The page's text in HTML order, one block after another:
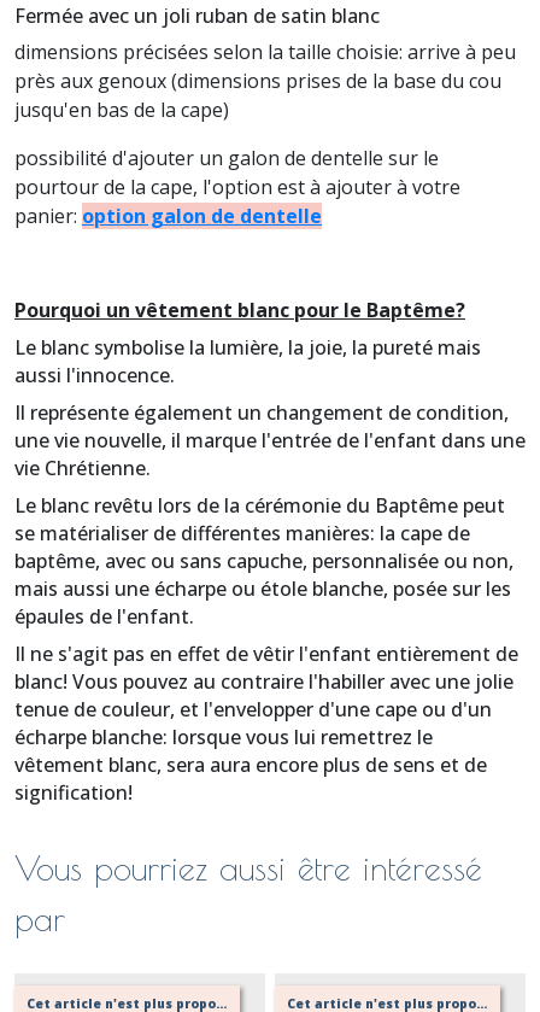
Fermée avec un joli ruban de satin blanc
dimensions précisées selon la taille choisie: arrive à peu
près aux genoux(dimensions prises de la base du cou
jusqu'en bas de la cape)
possibilité d'ajouter un galon de dentelle sur le
pourtour de la cape, l'option est à ajouter à votre
panier: option galon de dentelle
Pourquoi un vêtement blanc pour le Baptême?
Le blanc symbolise la lumière, la joie, la pureté mais
aussi l'innocence.
Il représente également un changement de condition,
une vie nouvelle, il marque l'entrée de l'enfant dans une
vie Chrétienne.
Le blanc revêtu lors de la cérémonie du Baptême peut
se matérialiser de différentes manières: la cape de
baptême, avec ou sans capuche, personnalisée ou non,
mais aussi une écharpe ou étole blanche, posée sur les
épaules de l'enfant.
Il ne s'agit pas en effet de vêtir l'enfant entièrement de
blanc! Vous pouvez au contraire l'habiller avec une jolie
tenue de couleur, et l'envelopper d'une cape ou d'un
écharpe blanche: lorsque vous lui remettrez le
vêtement blanc, sera aura encore plus de sens et de
signification!
Vous pourriez aussi être intéressé
par
Cet article n'est plus proposé, retournez au menu principal ou contactez moi! Cet article n'est plus proposé, retournez au menu principal ou contactez moi!